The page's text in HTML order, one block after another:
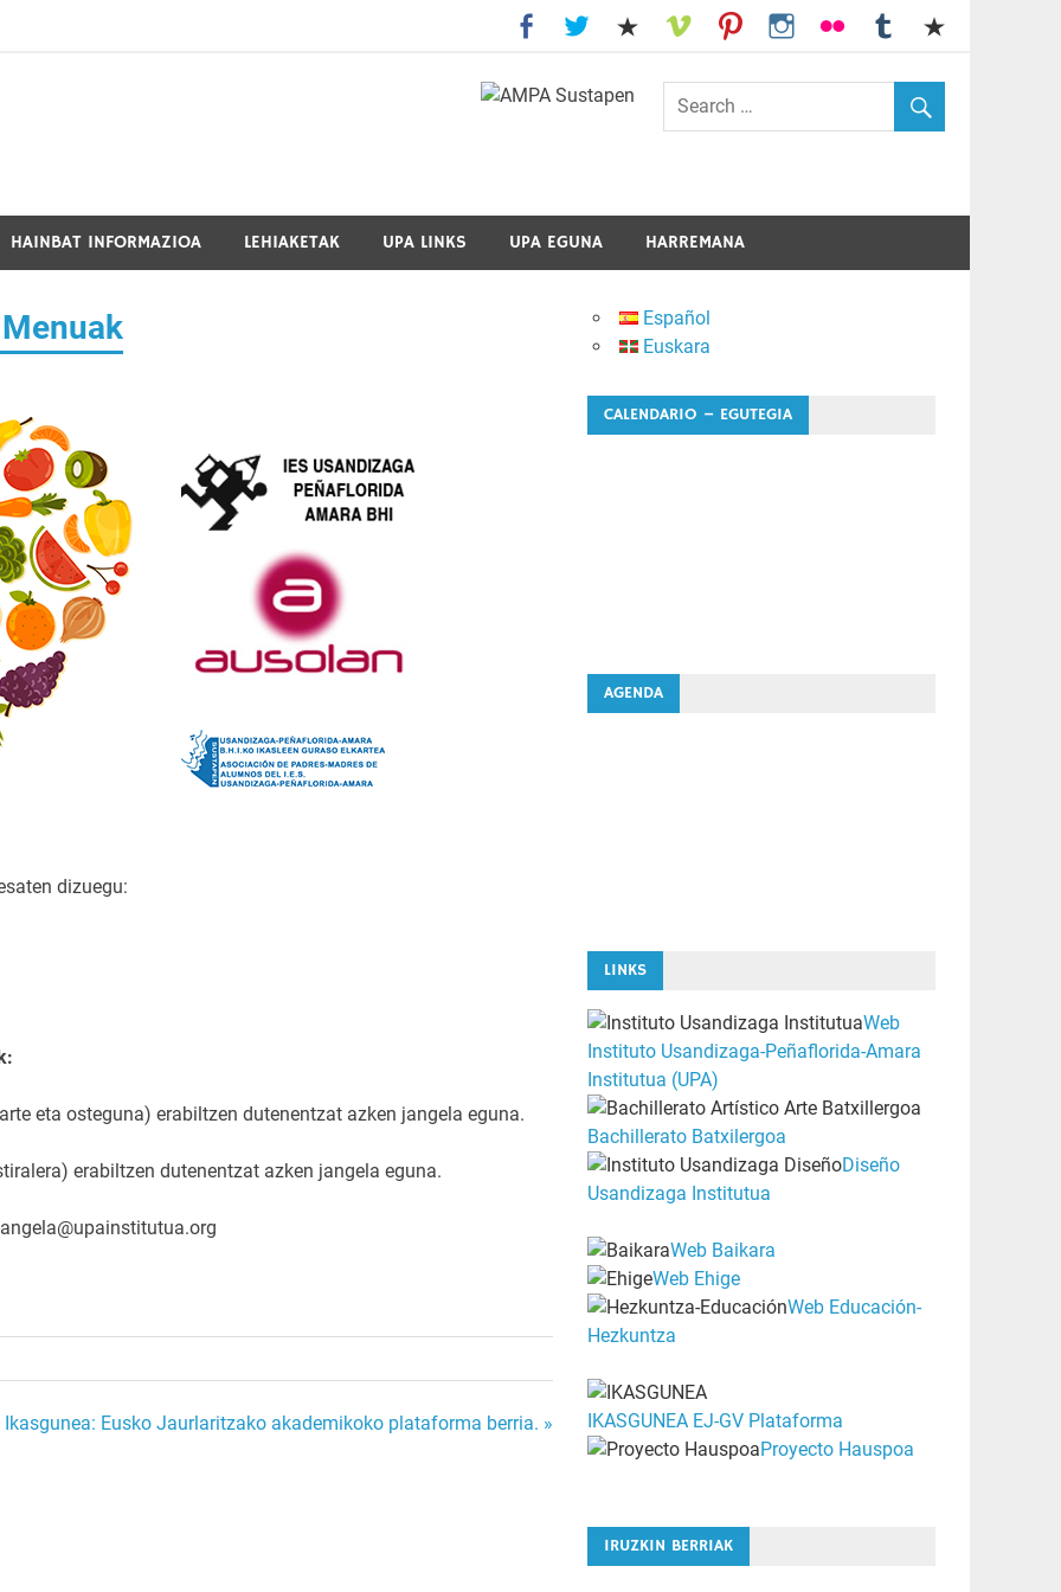
HAINBAT INFORMAZIOA LEHIAKETAK UPA LINKS UPA EGUNA HARREMANA
dizuegu:
eta osteguna) erabiltzen dutenentzat azken jangela eguna.
erabiltzen dutenentzat azken jangela eguna.
Ikasgunea: Eusko Jaurlaritzako akademikoko plataforma berria. »
Español
Euskara
CALENDARIO – EGUTEGIA
AGENDA
LINKS
Web
Instituto Usandizaga-Peñaflorida-Amara
Institutua (UPA)
Bachillerato Batxilergoa
Diseño
Usandizaga Institutua
Web Baikara
Web Ehige
Web Educación-
Hezkuntza
IKASGUNEA EJ-GV Plataforma
Proyecto Hauspoa
IRUZKIN BERRIAK